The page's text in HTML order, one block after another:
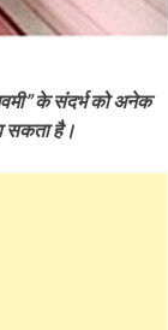
के संदर्भ को अनेक
सकता है।